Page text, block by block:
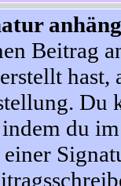
Beitrag
Du
du